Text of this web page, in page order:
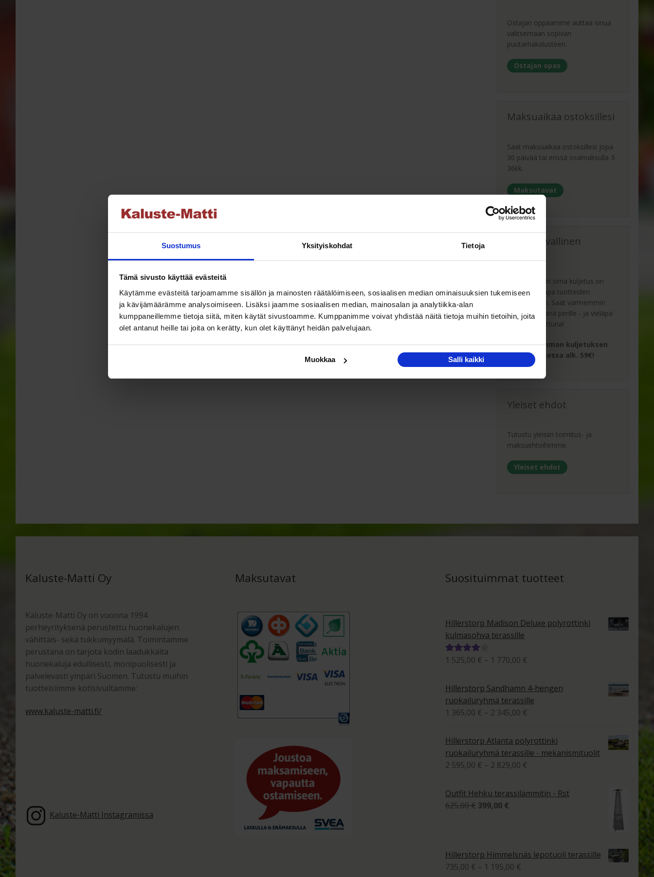
Suostumus Yksityiskohdat Tietoja
Tämä sivusto käyttää evästeitä
Käytämme evästeitä tarjoamamme sisällön ja mainosten räätälöimiseen, sosiaalisen median ominaisuuksien tukemiseen
ja kävijämäärämme analysoimiseen. Lisäksi jaamme sosiaalisen median, mainosalan ja analytiikka-alan
kumppaneillemme tietoja siitä, miten käytät sivustoamme. Kumppanimme voivat yhdistää näitä tietoja muihin tietoihin, joita
olet antanut heille tai joita on kerätty, kun olet käyttänyt heidän palvelujaan.
Muokkaa Salli kaikki
Ostajan oppaamme auttaa sinua
valitsemaan sopivan
puutarhakalusteen.
Ostajan opas
Maksuaikaa ostoksillesi
Saat maksuaikaa ostoksillesi jopa
30 päivää tai erissä osamaksulla 3-
36kk.
Maksutavat
Oma turvallinen
Kaluste-Matin oma kuljetus on
turvallinen tapa tuotteiden
toimitukseen. Saat varmemmin
tuotteet ehjänä perille - ja vieläpä
sisäänkannettuna!
Turvallisemman kuljetuksen
hinta Suomessa alk. 59€!
Yleiset ehdot
Tutustu yleisiin toimitus- ja
maksuehtoihimme.
Yleiset ehdot
Kaluste-Matti Oy
Kaluste-Matti Oy on vuonna 1994
perheyrityksenä perustettu huonekalujen
vähittäis- sekä tukkumyymälä. Toimintamme
perustana on tarjota kodin laadukkaita
huonekaluja edullisesti, monipuolisesti ja
palvelevasti ympäri Suomen. Tutustu muihin
tuotteisiimme kotisivuiltamme:
www.kaluste-matti.fi/
Kaluste-Matti Instagramissa
Maksutavat Suosituimmat tuotteet
Hillerstorp Madison Deluxe polyrottinki
kulmasohva terassille
Arvostelu
1 525,00 € – 1 770,00 €
525,00 €
-
Hillerstorp Sandhamn 4-hengen
ruokailuryhmä terassille
1 365,00 € – 2 345,00 €
365,00 €
-
Hillerstorp Atlanta polyrottinki
ruokailuryhmä terassille - mekanismituolit
2 595,00 € – 2 829,00 €
595,00 €
Outfit Hehku terassilämmitin - Rst
625,00€ Alkuperäinen
399,00 €Nykyinen
Hillerstorp Himmelsnäs lepotuoli terassille
735,00 € – 1 195,00 €